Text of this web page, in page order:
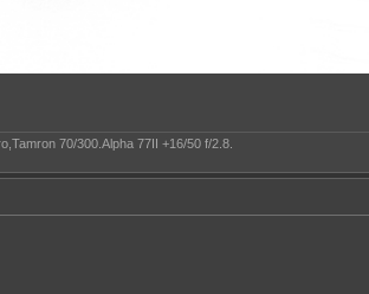
70/300.Alpha 77II +16/50 f/2.8.